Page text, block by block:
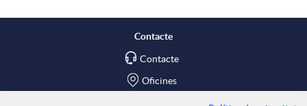
Contacte
Contacte
Oficines